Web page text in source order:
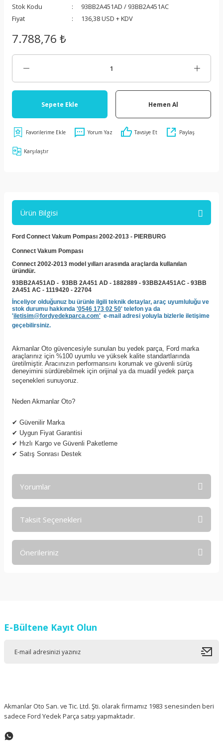
Stok Kodu
93BB2A451AD / 93BB2A451AC
Fiyat
136,38 USD + KDV
7.788,76 ₺
Sepete Ekle Hemen Al
Yorum Yaz Tavsiye Et Paylaş
Karşılaştır
Ürün Bilgisi
Ford Connect Vakum Pompası 2002-2013 - PIERBURG
Connect Vakum Pompası
Connect 2002-2013 model yılları arasında araçlarda kullanılan
üründür.
93BB2A451AD - 93BB 2A451 AD - 1882889 - 93BB2A451AC - 93BB
2A451 AC - 1119420 - 22704
İnceliyor olduğunuz bu ürünle ilgili teknik detaylar, araç uyumluluğu ve
stok durumu hakkında '0546 173 02 50' telefon ya da
'iletisim@fordyedekparca.com' e-mail adresi yoluyla bizlerle iletişime
geçebilirsiniz.
Akmanlar Oto güvencesiyle sunulan bu yedek parça, Ford marka
araçlarınız için %100 uyumlu ve yüksek kalite standartlarında
üretilmiştir. Aracınızın performansını korumak ve güvenli sürüş
deneyimini sürdürebilmek için orijinal ya da muadil yedek parça
seçenekleri sunuyoruz.
Neden Akmanlar Oto?
✔ Güvenilir Marka
✔ Uygun Fiyat Garantisi
✔ Hızlı Kargo ve Güvenli Paketleme
✔ Satış Sonrası Destek
Yorumlar
Taksit Seçenekleri
Önerileriniz
Ürün resmi kalitesiz, bozuk veya görüntülenemiyor.
E-Bültene Kayıt Olun
Akmanlar Oto San. ve Tic. Ltd. Şti. olarak firmamız 1983 senesinden beri
sadece Ford Yedek Parça satışı yapmaktadır.